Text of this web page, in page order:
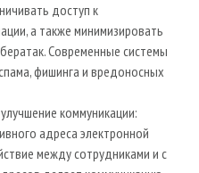
доступ к
а также минимизировать
Современные системы
фишинга и вредоносных
коммуникации:
адреса электронной
между сотрудниками и с